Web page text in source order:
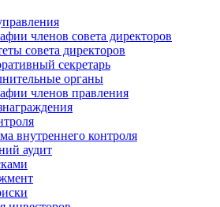
членов совета директоров
совета директоров
секретарь
органы
членов правления
внутреннего контроля
аудит